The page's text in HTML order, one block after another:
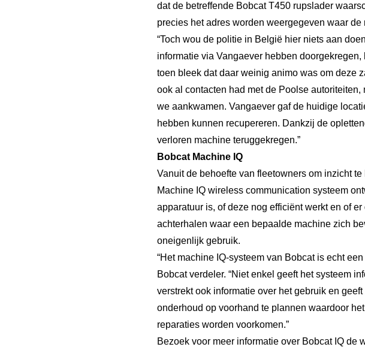
dat de betreffende Bobcat T450 rupslader
precies het adres worden weergegeven waar
“Toch wou de politie in België hier niets aan
informatie via Vangaever hebben
toen bleek dat daar weinig animo was om deze
ook al contacten had met de Poolse
we aankwamen. Vangaever gaf de huidige
hebben kunnen recupereren. Dankzij de
verloren machine teruggekregen.”
Bobcat Machine IQ
Vanuit de behoefte van fleetowners om inzicht
Machine IQ wireless communication systeem
apparatuur is, of deze nog efficiënt werkt en of
achterhalen waar een bepaalde machine zich
oneigenlijk gebruik.
“Het machine IQ-systeem van Bobcat is echt
Bobcat verdeler. “Niet enkel geeft het systeem
verstrekt ook informatie over het gebruik en
onderhoud op voorhand te plannen waardoor
reparaties worden voorkomen.”
Bezoek voor meer informatie over Bobcat IQ de